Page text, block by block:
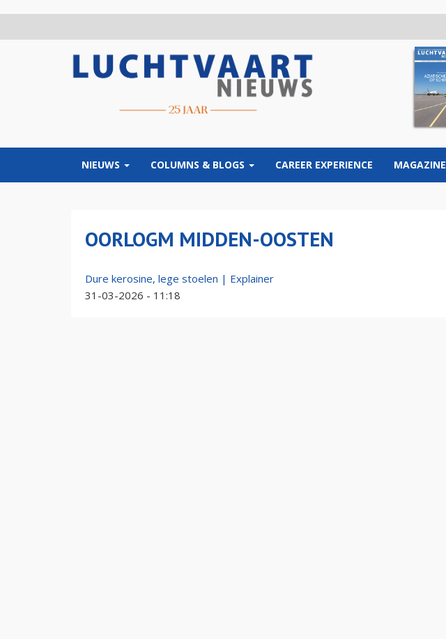
NIEUWS COLUMNS & BLOGS CAREER EXPERIENCE MAGAZINE
OORLOGM MIDDEN-OOSTEN
Dure kerosine, lege stoelen | Explainer
31-03-2026 - 11:18